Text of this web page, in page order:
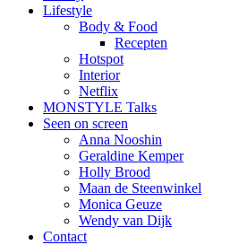
Lifestyle
Body & Food
Recepten
Hotspot
Interior
Netflix
MONSTYLE Talks
Seen on screen
Anna Nooshin
Geraldine Kemper
Holly Brood
Maan de Steenwinkel
Monica Geuze
Wendy van Dijk
Contact